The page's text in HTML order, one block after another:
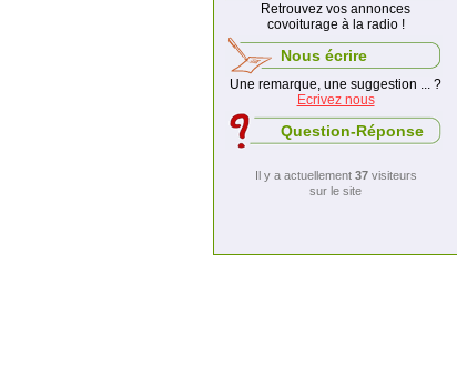
Retrouvez vos annonces
covoiturage à la radio !
Nous écrire
Une remarque, une suggestion ... ?
Ecrivez nous
Question-Réponse
Il y a actuellement 37visiteurs
sur le site